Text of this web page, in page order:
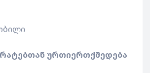
ურთიერთქმედება